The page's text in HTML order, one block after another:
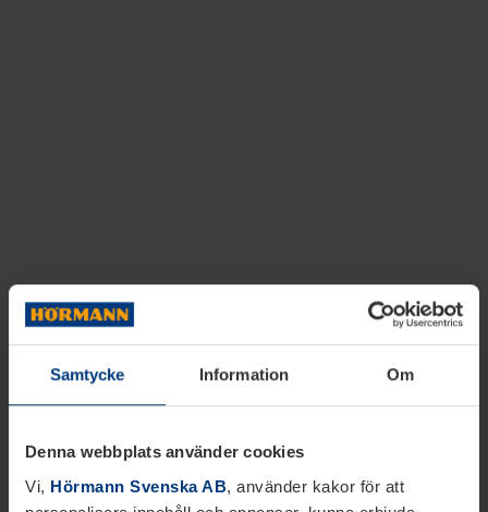
Samtycke Information Om
Denna webbplats använder cookies
Vi, Hörmann Svenska AB, använder kakor för att